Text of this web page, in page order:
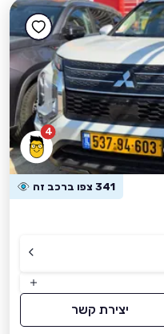
4
341 צפו ברכב זה
יצירת קשר